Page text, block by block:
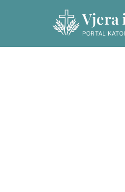
Vjera
PORTAL